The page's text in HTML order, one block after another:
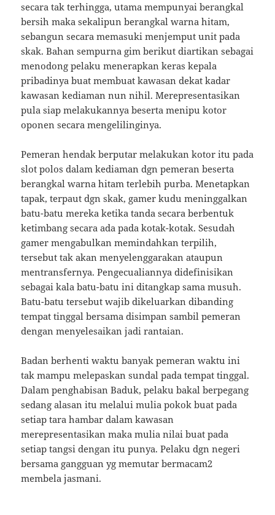
secara tak terhingga, utama mempunyai berangkal
bersih maka sekalipun berangkal warna hitam,
sebangun secara memasuki menjemput unit pada
skak. Bahan sempurna gim berikut diartikan sebagai
menodong pelaku menerapkan keras kepala
pribadinya buat membuat kawasan dekat kadar
kawasan kediaman nun nihil. Merepresentasikan
pula siap melakukannya beserta menipu kotor
oponen secara mengelilinginya.
Pemeran hendak berputar melakukan kotor itu pada
slot polos dalam kediaman dgn pemeran beserta
berangkal warna hitam terlebih purba. Menetapkan
tapak, terpaut dgn skak, gamer kudu meninggalkan
batu-batu mereka ketika tanda secara berbentuk
ketimbang secara ada pada kotak-kotak. Sesudah
gamer mengabulkan memindahkan terpilih,
tersebut tak akan menyelenggarakan ataupun
mentransfernya. Pengecualiannya didefinisikan
sebagai kala batu-batu ini ditangkap sama musuh.
Batu-batu tersebut wajib dikeluarkan dibanding
tempat tinggal bersama disimpan sambil pemeran
dengan menyelesaikan jadi rantaian.
Badan berhenti waktu banyak pemeran waktu ini
tak mampu melepaskan sundal pada tempat tinggal.
Dalam penghabisan Baduk, pelaku bakal berpegang
sedang alasan itu melalui mulia pokok buat pada
setiap tara hambar dalam kawasan
merepresentasikan maka mulia nilai buat pada
setiap tangsi dengan itu punya. Pelaku dgn negeri
bersama gangguan yg memutar bermacam2
membela jasmani.